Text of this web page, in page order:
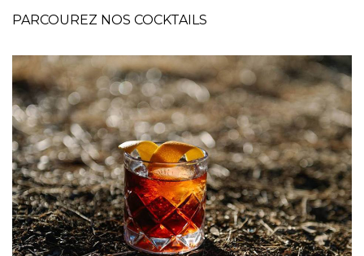
PARCOUREZ NOS COCKTAILS